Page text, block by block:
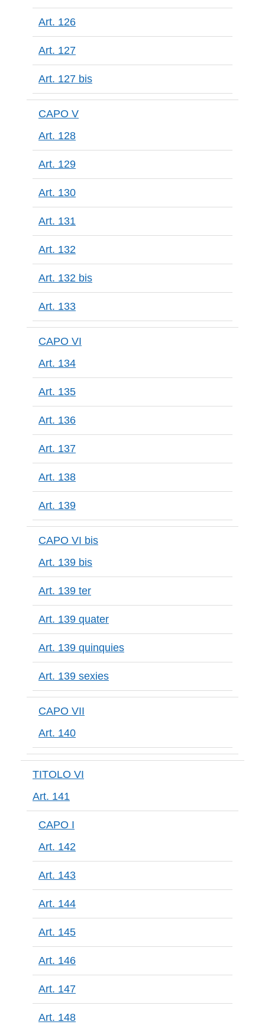
Art. 126
Art. 127
Art. 127 bis
CAPO V
Art. 128
Art. 129
Art. 130
Art. 131
Art. 132
Art. 132 bis
Art. 133
CAPO VI
Art. 134
Art. 135
Art. 136
Art. 137
Art. 138
Art. 139
CAPO VI bis
Art. 139 bis
Art. 139 ter
Art. 139 quater
Art. 139 quinquies
Art. 139 sexies
CAPO VII
Art. 140
TITOLO VI
Art. 141
CAPO I
Art. 142
Art. 143
Art. 144
Art. 145
Art. 146
Art. 147
Art. 148